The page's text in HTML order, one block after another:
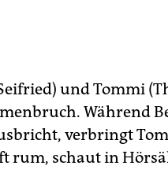
und Tommi
Während
verbringt
rum, schaut in